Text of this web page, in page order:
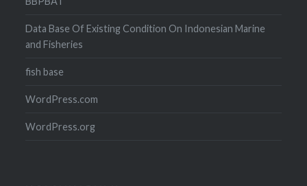
Data Base Of Existing Condition On Indonesian Marine
and Fisheries
fish base
WordPress.com
WordPress.org